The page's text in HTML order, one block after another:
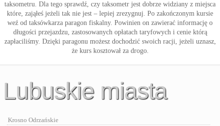
taksometru. Dla tego sprawdź, czy taksometr jest dobrze widziany z miejsca
które, zająłeś jeżeli tak nie jest – lepiej zrezygnuj. Po zakończonym kursie
weź od taksówkarza paragon fiskalny. Powinien on zawierać informację o
długości przejazdzu, zastosowanych opłatach taryfowych i cenie którą
zapłaciliśmy. Dzięki paragonu możesz dochodzić swoich racji, jeżeli uznasz,
że kurs kosztował za drogo.
Lubuskie miasta
Krosno Odrzańskie